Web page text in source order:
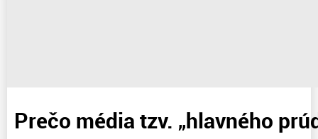
Prečo média tzv. „hlavného